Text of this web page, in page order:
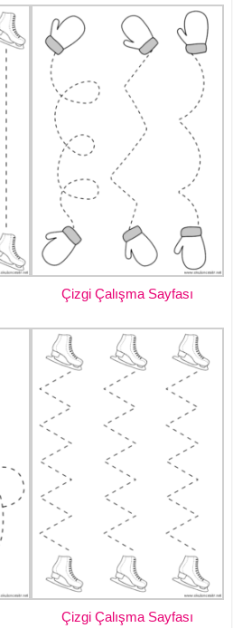
Çizgi Çalışma Sayfası
Çizgi Çalışma Sayfası